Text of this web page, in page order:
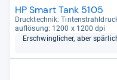
HP Smart Tank 5105
Druck­tech­nik:
auf­lö­sung: 1200 x 1200 dpi
Erschwing­li­cher, aber